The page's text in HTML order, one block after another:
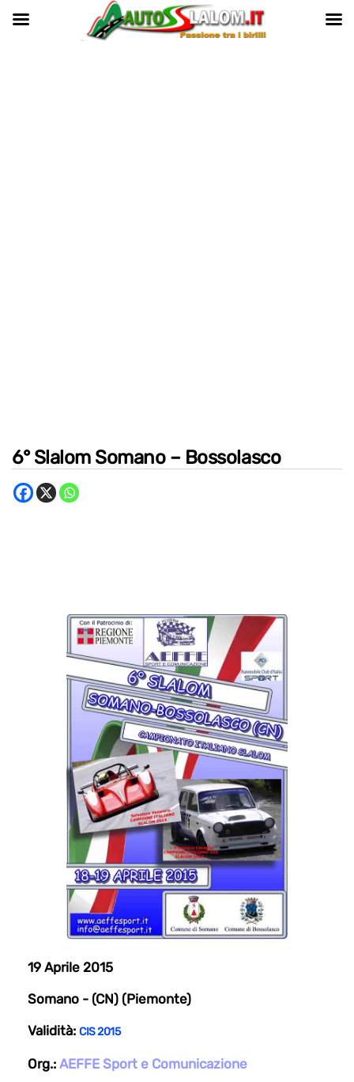
6° Slalom Somano – Bossolasco
19 Aprile 2015
Somano - (CN) (Piemonte)
Validità: CIS 2015
Org.: AEFFE Sport e Comunicazione